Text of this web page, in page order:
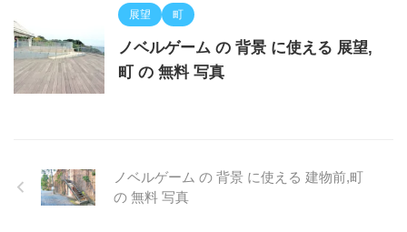
展望 町
ノベルゲーム の 背景 に使える 展望,
町 の 無料 写真
ノベルゲーム の 背景 に使える 建物前,町
の 無料 写真